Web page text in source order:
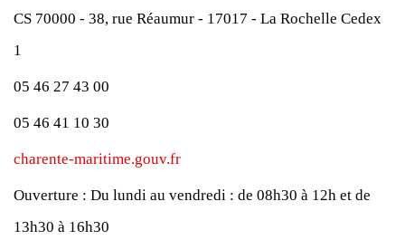
CS 70000 - 38, rue Réaumur - 17017 - La Rochelle Cedex
1
05 46 27 43 00
05 46 41 10 30
charente-maritime.gouv.fr
Ouverture : Du lundi au vendredi : de 08h30 à 12h et de
13h30 à 16h30